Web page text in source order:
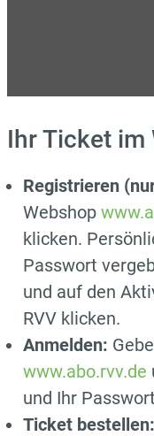
Ihr Ticket im
Registrieren
Webshop
klicken.
Passwort
und auf den
RVV klicken.
Anmelden:
www.abo.rvv.de
und Ihr
Ticket bestellen: